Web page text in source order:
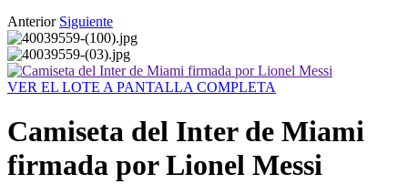
Anterior Siguiente
VER EL LOTE A PANTALLA COMPLETA
Camiseta del Inter de Miami
firmada por Lionel Messi